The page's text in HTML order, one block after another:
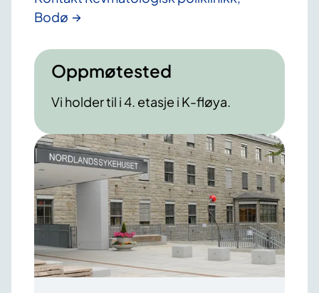
Bodø
Oppmøtested
Vi holder til i 4. etasje i K-fløya.